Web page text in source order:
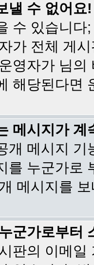
낼 수 없어요!
수 있습니
가 전체 게
영자가 님
해당된다면
메시지가 계
개 메시지
를 누군가로
메시지를
군가로부터
판의 이메